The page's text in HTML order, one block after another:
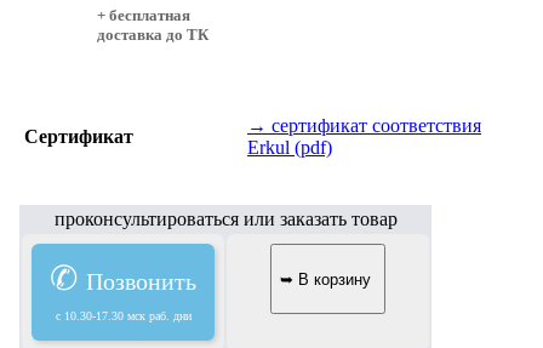
+ бесплатная
доставка до ТК
Сертификат
→ сертификат соответствия
Erkul (pdf)
проконсультироваться или заказать товар
✆ Позвонить
c 10.30-17.30 мск раб. дни